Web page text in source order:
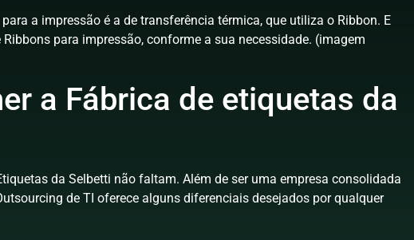
a impressão é a de transferência térmica, que utiliza o Ribbon. E
para impressão, conforme a sua necessidade. (imagem
a Fábrica de etiquetas da
da Selbetti não faltam. Além de ser uma empresa consolidada
de TI oferece alguns diferenciais desejados por qualquer